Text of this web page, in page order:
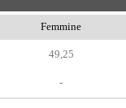
Femmine
49,25
-